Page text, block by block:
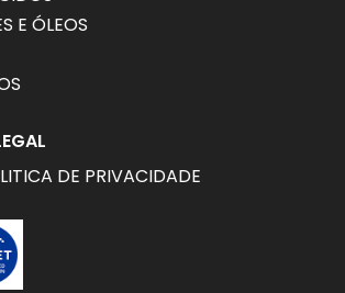
E ÓLEOS
DE PRIVACIDADE